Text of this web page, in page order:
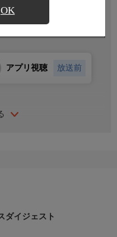
OK
こちら
アプリ視聴 放送前
イジェスト